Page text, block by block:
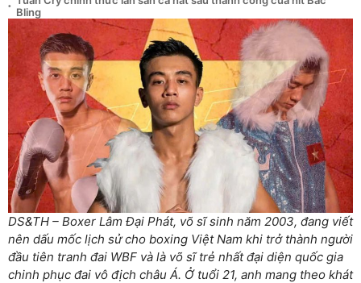
Bling
DS&TH – Boxer Lâm Đại Phát, võ sĩ sinh năm 2003, đang viết
nên dấu mốc lịch sử cho boxing Việt Nam khi trở thành người
đầu tiên tranh đai WBF và là võ sĩ trẻ nhất đại diện quốc gia
chinh phục đai vô địch châu Á. Ở tuổi 21, anh mang theo khát